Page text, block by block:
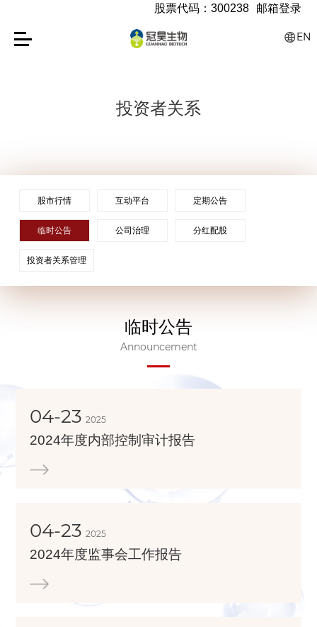
股票代码：300238 邮箱登录
EN
投资者关系
股市行情 互动平台 定期公告
临时公告 公司治理 分红配股
投资者关系管理
临时公告
Announcement
04-23 2025
2024年度内部控制审计报告
04-23 2025
2024年度监事会工作报告